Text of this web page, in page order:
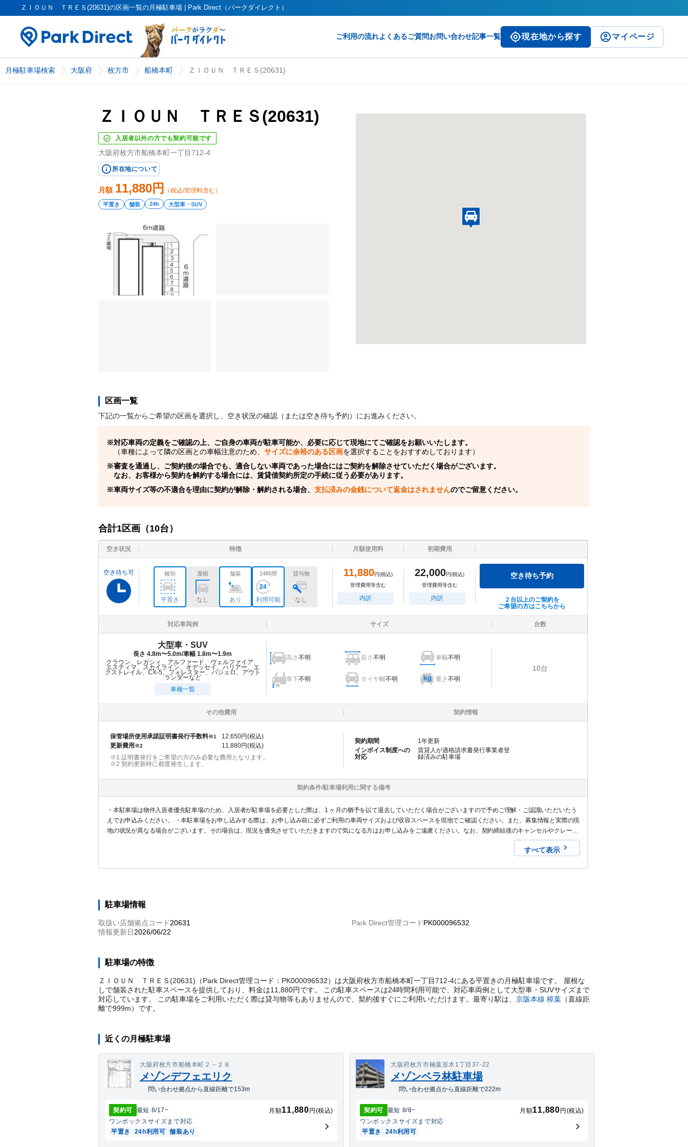
ＺＩＯＵＮ ＴＲＥＳ(20631)の区画一覧の月極駐車場 | Park Direct（パークダイレクト）
ご利用の流れよくあるご質問お問い合わせ記事一覧 現在地から探す マイページ
月極駐車場検索 大阪府 枚方市 船橋本町 ＺＩＯＵＮ ＴＲＥＳ(20631)
ＺＩＯＵＮ ＴＲＥＳ(20631)
入居者以外の方でも契約可能です
大阪府枚方市船橋本町一丁目712-4
所在地について
月額 11,880円 （税込/管理料含む）
平置き 舗装 24h 大型車・SUV
区画一覧
下記の一覧からご希望の区画を選択し、空き状況の確認（または空き待ち予約）にお進みください。
対応車両の定義をご確認の上、ご自身の車両が駐車可能か、必要に応じて現地にてご確認をお願いいたします。
（車種によって隣の区画との車幅注意のため、 サイズに余裕のある区画を選択することをおすすめしております）
審査を通過し、ご契約後の場合でも、適合しない車両であった場合にはご契約を解除させていただく場合がございます。
なお、お客様から契約を解約する場合には、賃貸借契約所定の手続に従う必要があります。
車両サイズ等の不適合を理由に契約が解除・解約される場合、 支払済みの金銭について返金はされませんのでご留意ください。
合計1区画（10台）
空き状況 特徴 月額使用料 初期費用
空き待ち可 種別
平置き
屋根
なし
舗装
あり
24時間
利用可能
貸与物
なし
11,880円(税込)
管理費用等含む
内訳
22,000円(税込)
管理費用等含む
内訳
空き待ち予約
２台以上のご契約を
ご希望の方はこちらから
対応車両例 サイズ 台数
大型車・SUV
長さ 4.8m〜5.0m/車幅 1.8m〜1.9m
クラウン、レガシィ、アルファード、ヴェルファイア、
エスティマ、スカイライン、オデッセイ、ハリアー、エ
クストレイル、CX-5、フォレスター、パジェロ、アウト
ランダーなど
車種一覧
高さ不明 長さ不明 車幅不明
車下不明 タイヤ幅不明 重さ不明
10台
その他費用 契約情報
保管場所使用承諾証明書発行手数料※1 12,650円(税込)
更新費用※2 11,880円(税込)
※1 証明書発行をご希望の方のみ必要な費用となります。
※2 契約更新時に都度発生します。
契約期間 1年更新
インボイス制度への
対応
賃貸人が適格請求書発行事業者登
録済みの駐車場
契約条件/駐車場利用に関する備考
・本駐車場は物件入居者優先駐車場のため、入居者が駐車場を必要とした際は、1 ヶ月の猶予を以て退去していただく場合がございますので予めご理解・ご認識いただいたう
えでお申込みください。 ・本駐車場をお申し込みする際は、お申し込み前に必ずご利用の車両サイズおよび収容スペースを現地でご確認ください。また、募集情報と実際の現
地の状況が異なる場合がございます。その場合は、現況を優先させていただきますので気になる方はお申し込みをご遠慮ください。なお、契約締結後のキャンセルやクレーム
すべて表示
駐車場情報
取扱い店舗拠点コード20631 Park Direct管理コードPK000096532
情報更新日2026/06/22
駐車場の特徴
ＺＩＯＵＮ ＴＲＥＳ(20631)（Park Direct管理コード：PK000096532）は大阪府枚方市船橋本町一丁目712-4にある平置きの月極駐車場です。 屋根な
しで舗装された駐車スペースを提供しており、料金は11,880円です。 この駐車スペースは24時間利用可能で、対応車両例として大型車・SUVサイズまで
対応しています。 この駐車場をご利用いただく際は貸与物等もありませんので、契約後すぐにご利用いただけます。 最寄り駅は、 京阪本線 樟葉 （直線距
離で999m） です。
近くの月極駐車場
大阪府枚方市船橋本町２－２８
メゾンデフェエリク
問い合わせ拠点から直線距離で153m
契約可 最短 8/17~ 月額11,880 円(税込)
ワンボックスサイズまで対応
平置き
24h利用可 舗装あり
大阪府枚方市楠葉並木1丁目37-22
メゾンベラ林駐車場
問い合わせ拠点から直線距離で222m
契約可 最短 8/8~ 月額11,880 円(税込)
ワンボックスサイズまで対応
平置き
24h利用可